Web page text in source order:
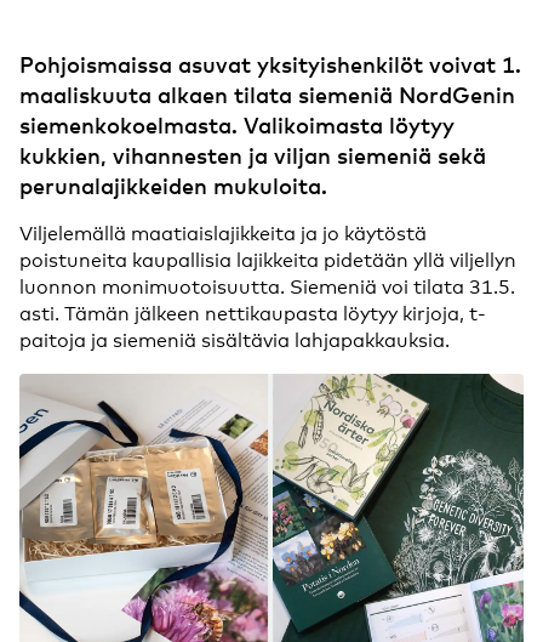
Pohjoismaissa asuvat yksityishenkilöt voivat 1.
maaliskuuta alkaen tilata siemeniä NordGenin
siemenkokoelmasta. Valikoimasta löytyy
kukkien, vihannesten ja viljan siemeniä sekä
perunalajikkeiden mukuloita.
Viljelemällä maatiaislajikkeita ja jo käytöstä
poistuneita kaupallisia lajikkeita pidetään yllä viljellyn
luonnon monimuotoisuutta. Siemeniä voi tilata 31.5.
asti. Tämän jälkeen nettikaupasta löytyy kirjoja, t-
paitoja ja siemeniä sisältävia lahjapakkauksia.